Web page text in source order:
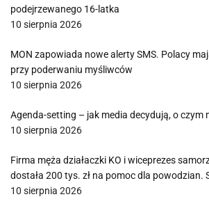
podejrzewanego 16-latka
10 sierpnia 2026
MON zapowiada nowe alerty SMS. Polacy
przy poderwaniu myśliwców
10 sierpnia 2026
Agenda-setting – jak media decydują, o czym
10 sierpnia 2026
Firma męża działaczki KO i wiceprezes
dostała 200 tys. zł na pomoc dla powodzian.
10 sierpnia 2026